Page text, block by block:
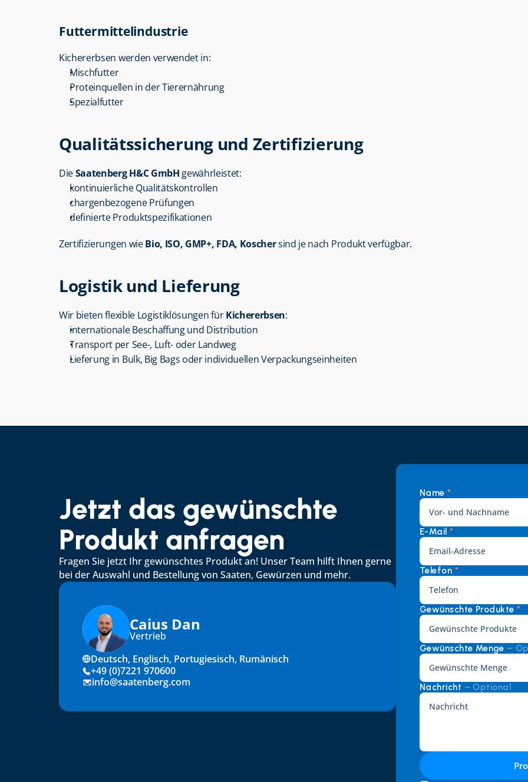
Futtermittelindustrie
Kichererbsen werden verwendet in:
Mischfutter
Proteinquellen in der Tierernährung
Spezialfutter
Qualitätssicherung und Zertifizierung
Die Saatenberg H&C GmbH gewährleistet:
kontinuierliche Qualitätskontrollen
chargenbezogene Prüfungen
definierte Produktspezifikationen
Zertifizierungen wie Bio, ISO, GMP+, FDA, Koscher sind je nach Produkt verfügbar.
Logistik und Lieferung
Wir bieten flexible Logistiklösungen für Kichererbsen:
internationale Beschaffung und Distribution
Transport per See-, Luft- oder Landweg
Lieferung in Bulk, Big Bags oder individuellen Verpackungseinheiten
Jetzt das gewünschte
Produkt anfragen
Fragen Sie jetzt Ihr gewünschtes Produkt an! Unser Team hilft Ihnen gerne
bei der Auswahl und Bestellung von Saaten, Gewürzen und mehr.
Caius Dan
Vertrieb
Deutsch, Englisch, Portugiesisch, Rumänisch
+49 (0)7221 970600
info@saatenberg.com
Name *
E-Mail *
Telefon *
Gewünschte Produkte *
Gewünschte Menge –
Nachricht – Optional